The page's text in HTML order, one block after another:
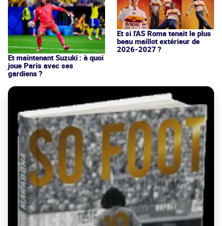
Et maintenant Suzuki : à quoi
joue Paris avec ses
gardiens ?
Et si l'AS Roma tenait le plus
beau maillot extérieur de
2026-2027 ?